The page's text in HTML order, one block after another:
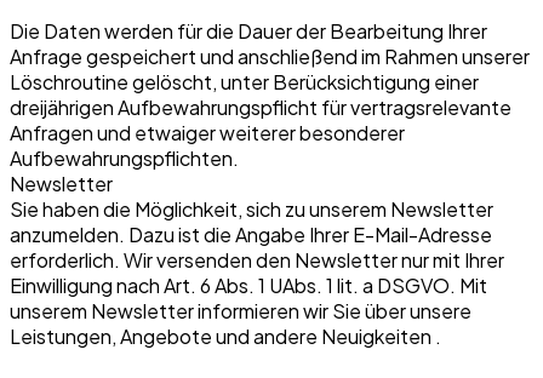
Die Daten werden für die Dauer der Bearbeitung Ihrer
Anfrage gespeichert und anschließend im Rahmen unserer
Löschroutine gelöscht, unter Berücksichtigung einer
dreijährigen Aufbewahrungspflicht für vertragsrelevante
Anfragen und etwaiger weiterer besonderer
Aufbewahrungspflichten.
Newsletter
Sie haben die Möglichkeit, sich zu unserem Newsletter
anzumelden. Dazu ist die Angabe Ihrer E-Mail-Adresse
erforderlich. Wir versenden den Newsletter nur mit Ihrer
Einwilligung nach Art. 6 Abs. 1 UAbs. 1 lit. a DSGVO. Mit
unserem Newsletter informieren wir Sie über unsere
Leistungen, Angebote und andere Neuigkeiten .